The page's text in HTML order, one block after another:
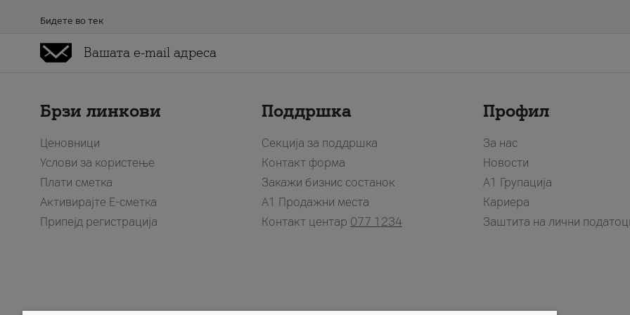
Бидете во тек
Брзи линкови
Ценовници
Услови за користење
Плати сметка
Активирајте Е-сметка
Припејд регистрација
Поддршка
Секција за поддршка
Контакт форма
Закажи бизнис состанок
A1 Продажни места
Контакт центар 077 1234
Профил
За нас
Новости
А1 Групација
Кариера
Заштита на лични